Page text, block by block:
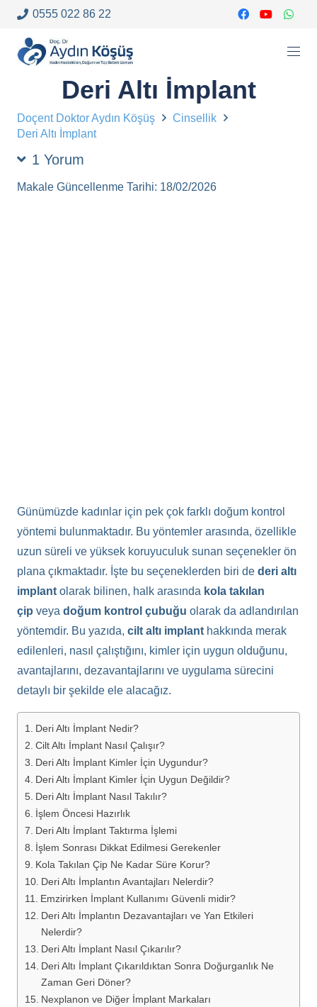
0555 022 86 22
Deri Altı İmplant
Doçent Doktor Aydın Köşüş
Cinsellik
Deri Altı İmplant
1 Yorum
Makale Güncellenme Tarihi: 18/02/2026
Günümüzde kadınlar için pek çok farklı doğum kontrol
yöntemi bulunmaktadır. Bu yöntemler arasında, özellikle
uzun süreli ve yüksek koruyuculuk sunan seçenekler ön
plana çıkmaktadır. İşte bu seçeneklerden biri de deri altı
implant olarak bilinen, halk arasında kola takılan
çip veya doğum kontrol çubuğu olarak da adlandırılan
yöntemdir. Bu yazıda, cilt altı implant hakkında merak
edilenleri, nasıl çalıştığını, kimler için uygun olduğunu,
avantajlarını, dezavantajlarını ve uygulama sürecini
detaylı bir şekilde ele alacağız.
Deri Altı İmplant Nedir?
Cilt Altı İmplant Nasıl Çalışır?
Deri Altı İmplant Kimler İçin Uygundur?
Deri Altı İmplant Kimler İçin Uygun Değildir?
Deri Altı İmplant Nasıl Takılır?
İşlem Öncesi Hazırlık
Deri Altı İmplant Taktırma İşlemi
İşlem Sonrası Dikkat Edilmesi Gerekenler
Kola Takılan Çip Ne Kadar Süre Korur?
Deri Altı İmplantın Avantajları Nelerdir?
Emzirirken İmplant Kullanımı Güvenli midir?
Deri Altı İmplantın Dezavantajları ve Yan Etkileri
Nelerdir?
Deri Altı İmplant Nasıl Çıkarılır?
Deri Altı İmplant Çıkarıldıktan Sonra Doğurganlık Ne
Zaman Geri Döner?
Nexplanon ve Diğer İmplant Markaları